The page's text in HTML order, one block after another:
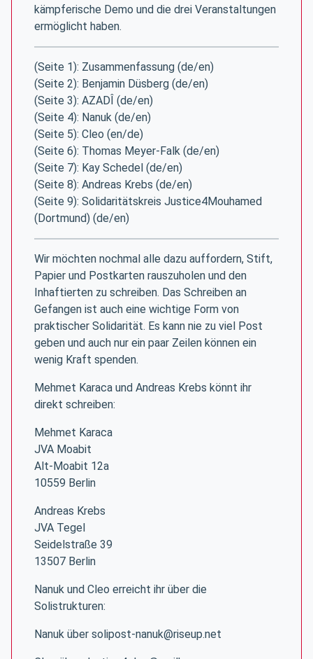
kämpferische Demo und die drei Veranstaltungen
ermöglicht haben.
(Seite 1): Zusammenfassung (de/en)
(Seite 2): Benjamin Düsberg (de/en)
(Seite 3): AZADÎ (de/en)
(Seite 4): Nanuk (de/en)
(Seite 5): Cleo (en/de)
(Seite 6): Thomas Meyer-Falk (de/en)
(Seite 7): Kay Schedel (de/en)
(Seite 8): Andreas Krebs (de/en)
(Seite 9): Solidaritätskreis Justice4Mouhamed
(Dortmund) (de/en)
Wir möchten nochmal alle dazu auffordern, Stift,
Papier und Postkarten rauszuholen und den
Inhaftierten zu schreiben. Das Schreiben an
Gefangen ist auch eine wichtige Form von
praktischer Solidarität. Es kann nie zu viel Post
geben und auch nur ein paar Zeilen können ein
wenig Kraft spenden.
Mehmet Karaca und Andreas Krebs könnt ihr
direkt schreiben:
Mehmet Karaca
JVA Moabit
Alt-Moabit 12a
10559 Berlin
Andreas Krebs
JVA Tegel
Seidelstraße 39
13507 Berlin
Nanuk und Cleo erreicht ihr über die
Solistrukturen:
Nanuk über solipost-nanuk@riseup.net